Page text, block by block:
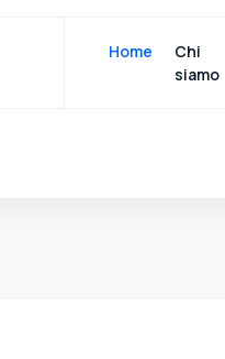
Home
Chi
siamo